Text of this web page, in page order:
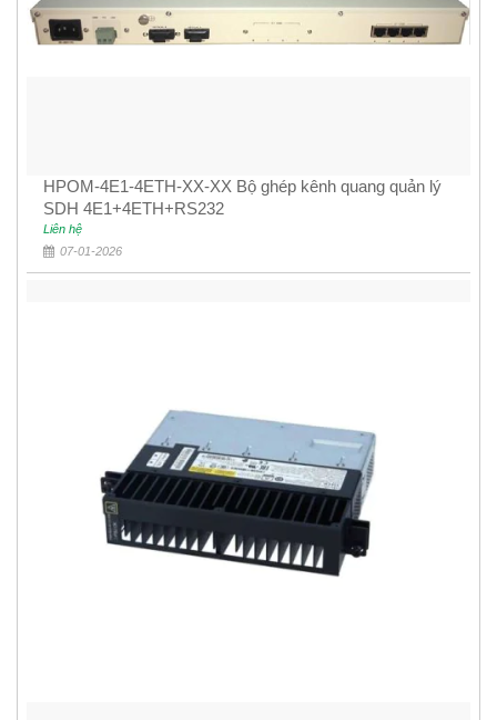
HPOM-4E1-4ETH-XX-XX Bộ ghép kênh quang quản lý
SDH 4E1+4ETH+RS232
Liên hệ
07-01-2026